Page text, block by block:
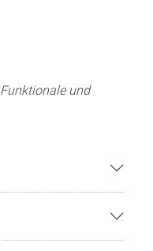
Funktionale und